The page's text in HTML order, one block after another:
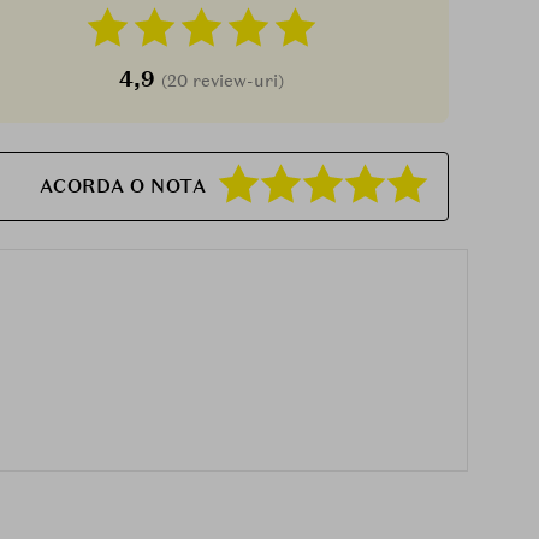
de gommage.
Contribuie la un ten mai neted si mai
Sustine luminozitatea pielii prin apa din
exfoliere.
Potrivit pentru toate tipurile de ten.
Aplica o cantitate adecvata pe fata, evitand zona
4,9 (20 review-uri)
ACORDA O NOTA